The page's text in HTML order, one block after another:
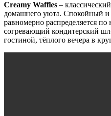
Creamy Waffles –
домашнего уюта. Спокойный
равномерно распределяется по
согревающий кондитерский
гостиной, тёплого вечера в